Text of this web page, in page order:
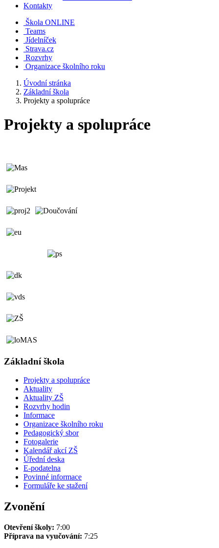
Kontakty
Škola ONLINE
Teams
Jídelníček
Strava.cz
Rozvrhy
Organizace školního roku
Úvodní stránka
Základní škola
Projekty a spolupráce
Projekty a spolupráce
Základní škola
Projekty a spolupráce
Aktuality
Aktuality ZŠ
Rozvrhy hodin
Informace
Organizace školního roku
Pedagogický sbor
Fotogalerie
Kalendář akcí ZŠ
Úřední deska
E-podatelna
Povinné informace
Formuláře ke stažení
Zvonění
Otevření školy: 7:00
Příprava na vyučování: 7:25